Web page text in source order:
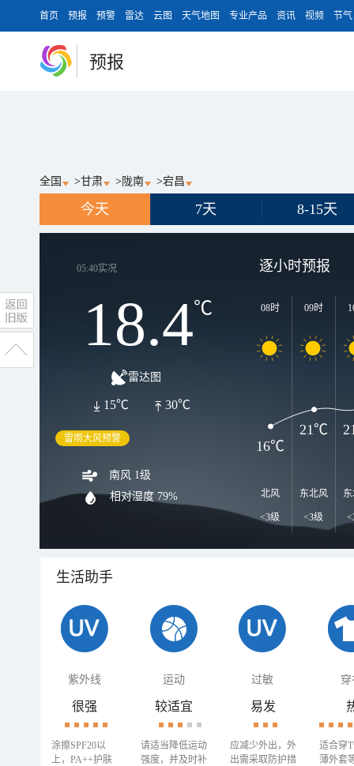
首页 预报 预警 雷达 云图 天气地图 专业产品 资讯 视频 节气
预报
全国 >甘肃 > 陇南 >宕昌
今天 7天 8-15天
05:40实况
18.4℃
雷达图
30℃
15℃
雷雨大风预警
南风 1级
相对湿度 79%
逐小时预报
08时
北风
<3级
09时
东北风
<3级
16℃
21℃
生活助手
紫外线 运动 过敏 穿
很强
涂擦SPF20以
上，PA++护肤
较适宜
请适当降低运动
强度，并及时补
易发
应减少外出，外
出需采取防护措
适合穿
薄外套